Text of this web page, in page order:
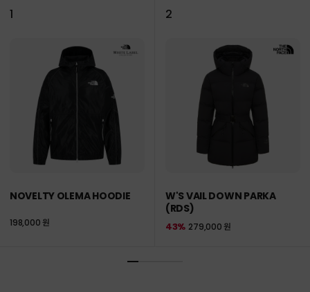
1
NOVELTY OLEMA HOODIE
198,000 원
2
W'S VAIL DOWN PARKA
(RDS)
279,000 원
43%